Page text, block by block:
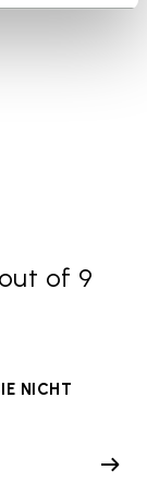
of 9
NICHT